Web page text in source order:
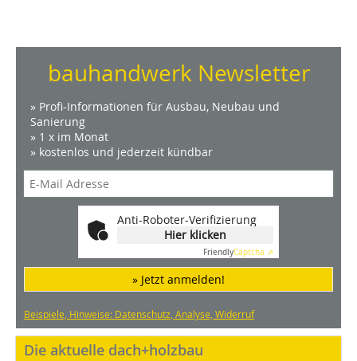
bauhandwerk Newsletter
» Profi-Informationen für Ausbau, Neubau und
Sanierung
» 1 x im Monat
» kostenlos und jederzeit kündbar
Anti-Roboter-Verifizierung
Hier klicken
FriendlyCaptcha ⇗
» Jetzt anmelden!
Beispiele, Hinweise: Datenschutz, Analyse, Widerruf
Die aktuelle dach+holzbau